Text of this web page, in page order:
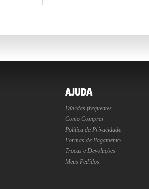
AJUDA
Dúvidas frequentes
Como Comprar
Política de Privacidade
Formas de Pagamento
Trocas e Devoluções
Meus Pedidos